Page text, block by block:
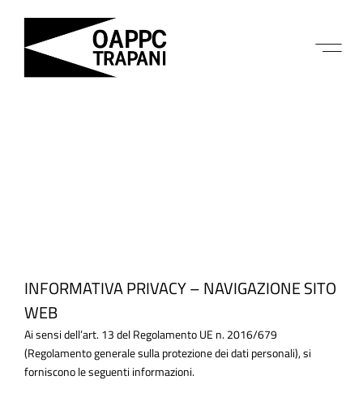
INFORMATIVA PRIVACY – NAVIGAZIONE SITO
WEB
Ai sensi dell’art. 13 del Regolamento UE n. 2016/679
(Regolamento generale sulla protezione dei dati personali), si
forniscono le seguenti informazioni.